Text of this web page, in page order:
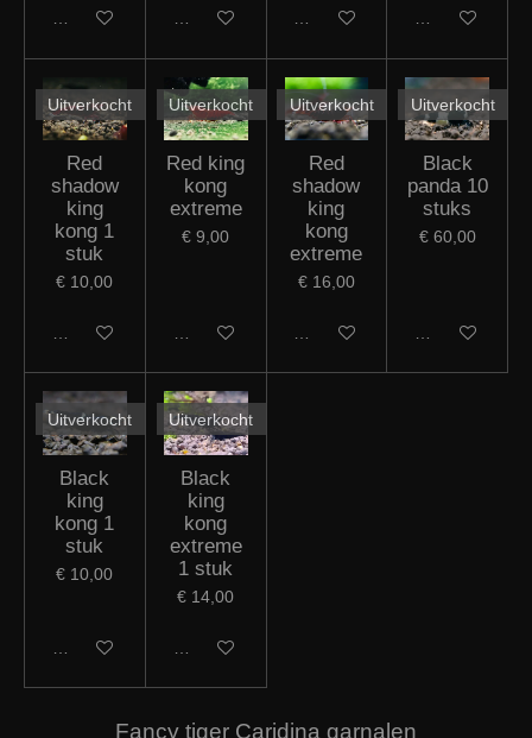
Red
shadow
king
kong 1
stuk
€ 10,00
Houd mij op de hoogte
Red king
kong
extreme
€ 9,00
Houd mij op de hoogte
Red
shadow
king
kong
extreme
€ 16,00
Houd mij op de hoogte
Black
panda 10
stuks
€ 60,00
Black
king
kong 1
stuk
€ 10,00
Houd mij op de hoogte
Black
king
kong
extreme
1 stuk
€ 14,00
Houd mij op de hoogte